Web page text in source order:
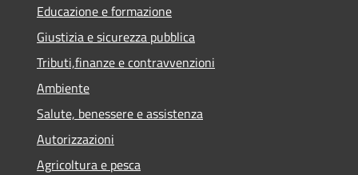
Educazione e formazione
Giustizia e sicurezza pubblica
Tributi,finanze e contravvenzioni
Ambiente
Salute, benessere e assistenza
Autorizzazioni
Agricoltura e pesca